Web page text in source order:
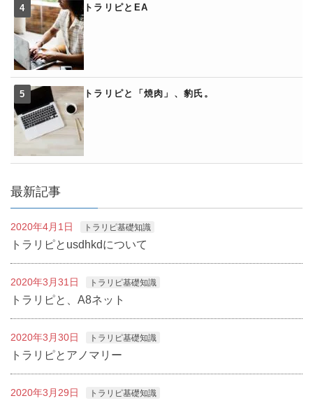
トラリピとEA
トラリピと「焼肉」、豹氏。
最新記事
2020年4月1日 トラリピ基礎知識
トラリピとusdhkdについて
2020年3月31日 トラリピ基礎知識
トラリピと、A8ネット
2020年3月30日 トラリピ基礎知識
トラリピとアノマリー
2020年3月29日 トラリピ基礎知識